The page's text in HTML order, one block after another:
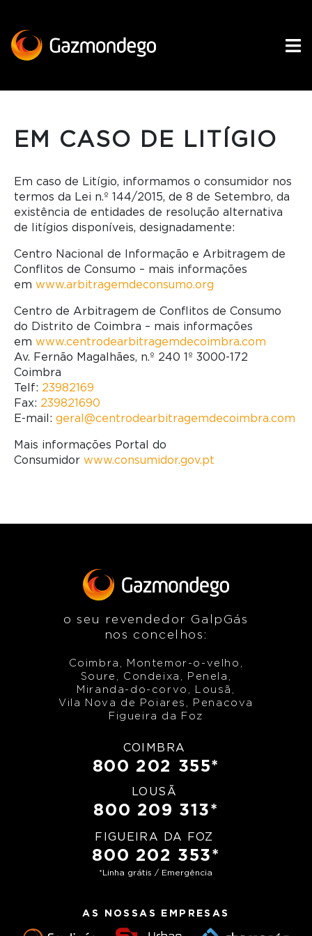
EM CASO DE LITÍGIO
Em caso de Litígio, informamos o consumidor nos
termos da Lei n.º 144/2015, de 8 de Setembro, da
existência de entidades de resolução alternativa
de litígios disponíveis, designadamente:
Centro Nacional de Informação e Arbitragem de
Conflitos de Consumo – mais informações
em www.arbitragemdeconsumo.org
Centro de Arbitragem de Conflitos de Consumo
do Distrito de Coimbra – mais informações
em www.centrodearbitragemdecoimbra.com
Av. Fernão Magalhães, n.º 240 1º 3000-172
Coimbra
Telf: 23982169
Fax: 239821690
E-mail: geral@centrodearbitragemdecoimbra.com
Mais informações Portal do
Consumidor www.consumidor.gov.pt
o seu revendedor GalpGás
nos concelhos:
Coimbra, Montemor-o-velho,
Soure, Condeixa, Penela,
Miranda-do-corvo, Lousã,
Vila Nova de Poiares, Penacova
Figueira da Foz
COIMBRA
800 202 355*
LOUSÃ
800 209 313*
FIGUEIRA DA FOZ
800 202 353*
*Linha grátis / Emergência
AS NOSSAS EMPRESAS